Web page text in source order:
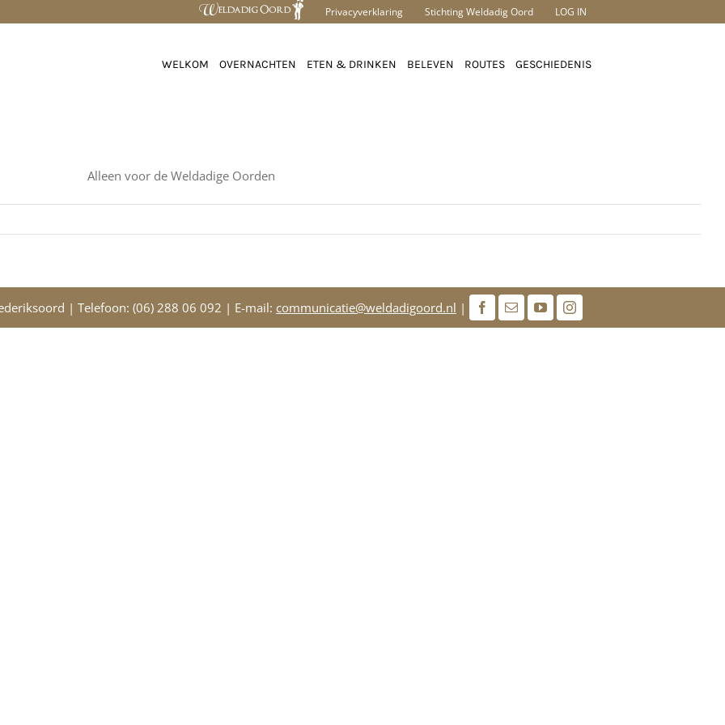
Privacyverklaring Stichting Weldadig Oord LOG IN
WELKOM OVERNACHTEN ETEN & DRINKEN BELEVEN ROUTES GESCHIEDENIS
Alleen voor de Weldadige Oorden
| Telefoon: (06) 288 06 092 | E-mail: communicatie@weldadigoord.nl |